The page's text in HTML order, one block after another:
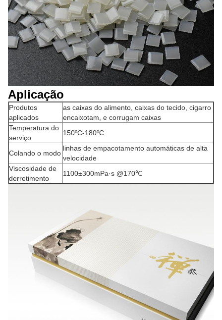
Aplicação
Produtos
aplicados
as caixas do alimento, caixas do tecido, cigarro
encaixotam, e corrugam caixas
Temperatura do
serviço
150ºC-180ºC
Colando o modo
linhas de empacotamento automáticas de alta
velocidade
Viscosidade de
derretimento
1100±300mPa·s @170℃